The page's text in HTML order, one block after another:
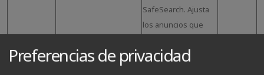
SafeSearch. Ajusta
los anuncios que
Búsqueda de
Preferencias de privacidad